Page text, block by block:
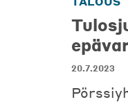
20.7.2023